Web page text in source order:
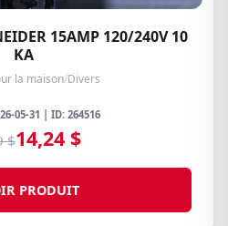
15AMP 120/240V 10
KA
la maison/Divers
05-31 | ID: 264516
$14,24 $
PRODUIT